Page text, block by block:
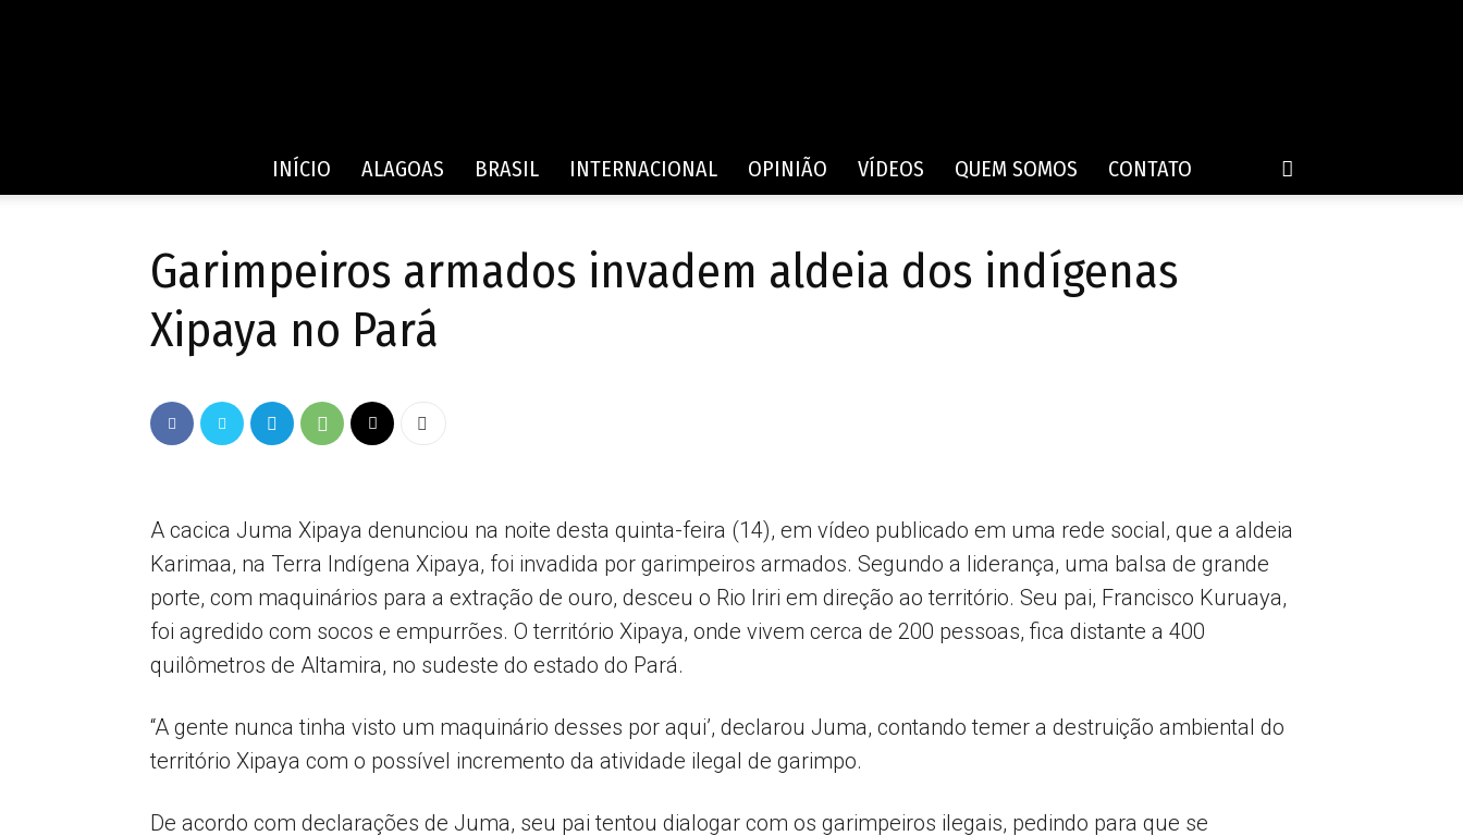
de
Popular
INÍCIO ALAGOAS BRASIL INTERNACIONAL OPINIÃO VÍDEOS QUEM SOMOS CONTATO
Garimpeiros armados invadem aldeia dos indígenas
Xipaya no Pará
A cacica Juma Xipaya denunciou na noite desta quinta-feira (14), em vídeo publicado em uma rede social, que a aldeia
Karimaa, na Terra Indígena Xipaya, foi invadida por garimpeiros armados. Segundo a liderança, uma balsa de grande
porte, com maquinários para a extração de ouro, desceu o Rio Iriri em direção ao território. Seu pai, Francisco Kuruaya,
foi agredido com socos e empurrões. O território Xipaya, onde vivem cerca de 200 pessoas, fica distante a 400
quilômetros de Altamira, no sudeste do estado do Pará.
“A gente nunca tinha visto um maquinário desses por aqui’, declarou Juma, contando temer a destruição ambiental do
território Xipaya com o possível incremento da atividade ilegal de garimpo.
De acordo com declarações de Juma, seu pai tentou dialogar com os garimpeiros ilegais, pedindo para que se